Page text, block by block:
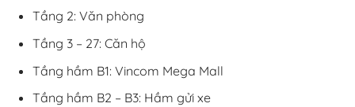
Tầng 2: Văn phòng
Tầng 3 – 27: Căn hộ
Tầng hầm B1: Vincom Mega Mall
Tầng hầm B2 – B3: Hầm gửi xe